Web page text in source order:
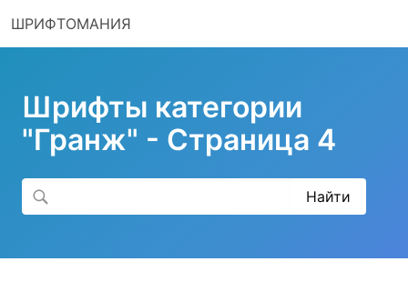
ШРИФТОМАНИЯ
Шрифты категории
"Гранж" - Страница 4